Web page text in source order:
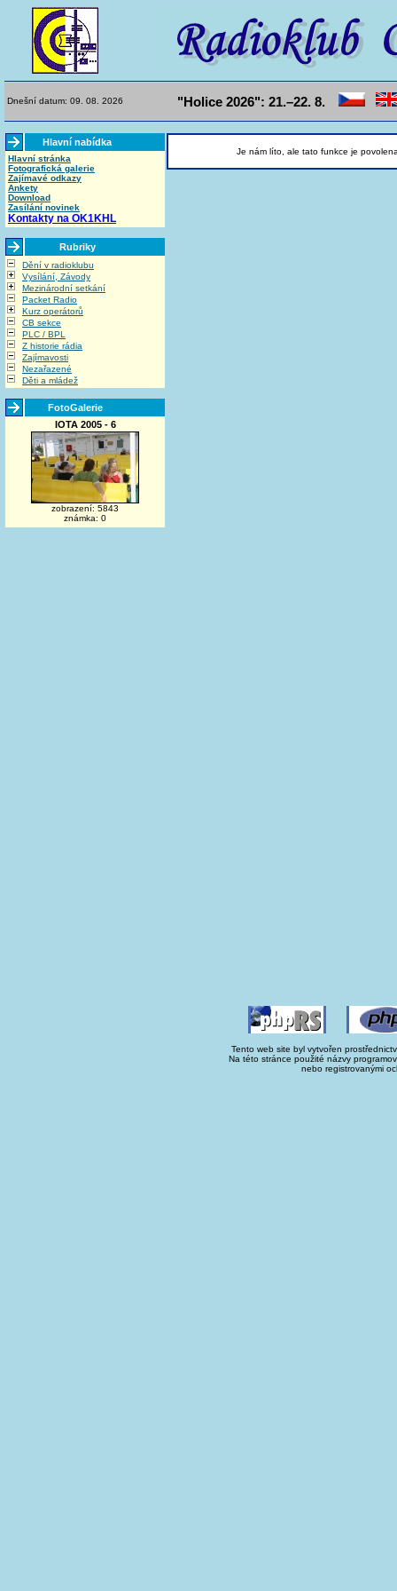
Dnešní datum: 09. 08. 2026 "Holice 2026": 21.–22. 8.
Hlavní nabídka
Hlavní stránka
Fotografická galerie
Zajímavé odkazy
Ankety
Download
Zasílání novinek
Kontakty na OK1KHL
Rubriky
Dění v radioklubu
Vysílání, Závody
Mezinárodní setkání
Packet Radio
Kurz operátorů
CB sekce
PLC / BPL
Z historie rádia
Zajímavosti
Nezařazené
Děti a mládež
FotoGalerie
IOTA 2005 - 6
zobrazení: 5843
známka: 0
Je nám líto, ale tato funkce je
Tento web site byl vytvořen
Na této stránce použité názvy
nebo registrovanými